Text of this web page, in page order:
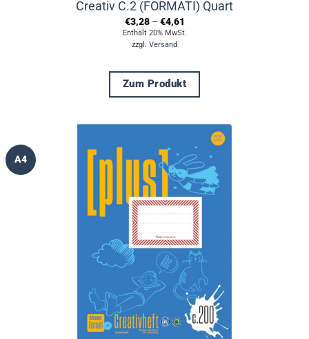
Creativ C.2 (FORMATI) Quart
€3,28 – €4,61
€3,28
bis
Enthält 20% MwSt.
zzgl. Versand
Zum Produkt
mehrere
Varianten
auf.
Optionen
auf
der
Produktseite
gewählt
werden
A4